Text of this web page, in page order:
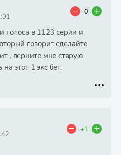
0
голоса в 1123 серии и
говорит сделайте
, верните мне старую
этот 1 экс бет.
+1